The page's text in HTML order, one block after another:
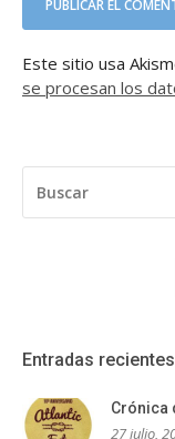
Este sitio usa
se procesan los
Entradas recientes
Crónica
27 julio,